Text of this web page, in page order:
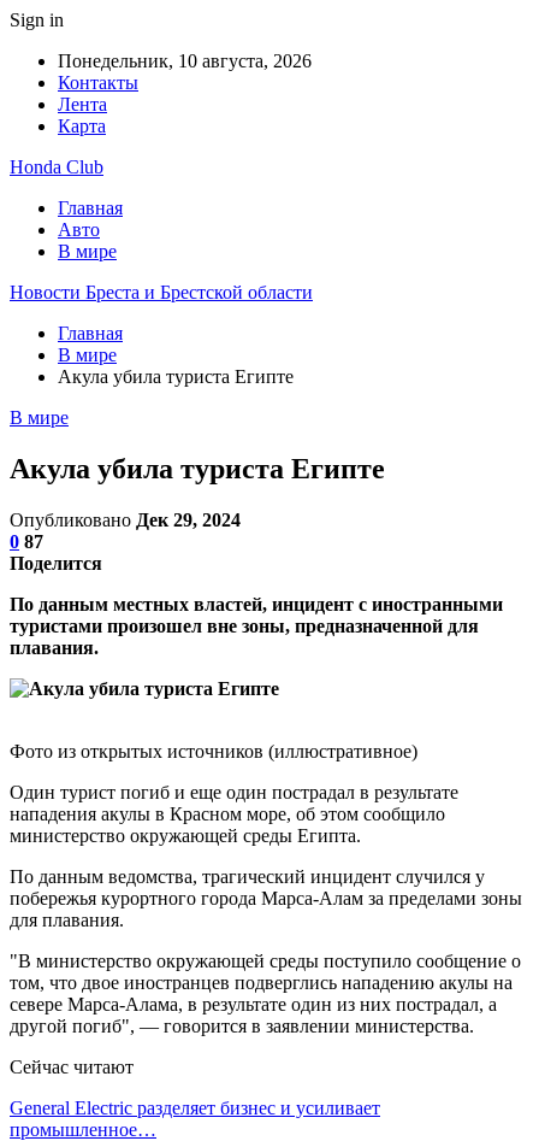
Sign in
Понедельник, 10 августа, 2026
Контакты
Лента
Карта
Honda Club
Главная
Авто
В мире
Новости Бреста и Брестской области
Главная
В мире
Акула убила туриста Египте
В мире
Акула убила туриста Египте
Опубликовано Дек 29, 2024
0 87
Поделится
По данным местных властей, инцидент с иностранными
туристами произошел вне зоны, предназначенной для
плавания.
Фото из открытых источников (иллюстративное)
Один турист погиб и еще один пострадал в результате
нападения акулы в Красном море, об этом сообщило
министерство окружающей среды Египта.
По данным ведомства, трагический инцидент случился у
побережья курортного города Марса-Алам за пределами зоны
для плавания.
"В министерство окружающей среды поступило сообщение о
том, что двое иностранцев подверглись нападению акулы на
севере Марса-Алама, в результате один из них пострадал, а
другой погиб", — говорится в заявлении министерства.
Сейчас читают
General Electric разделяет бизнес и усиливает
промышленное…